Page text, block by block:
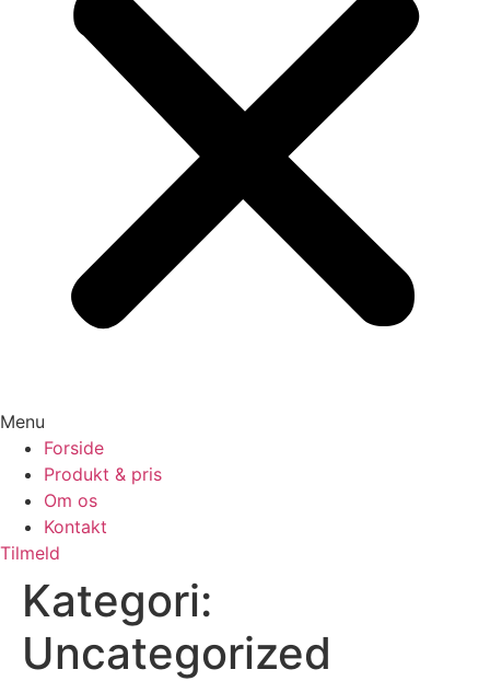
Menu
Forside
Produkt & pris
Om os
Kontakt
Tilmeld
Kategori:
Uncategorized